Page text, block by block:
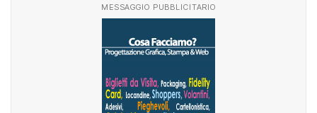
MESSAGGIO PUBBLICITARIO